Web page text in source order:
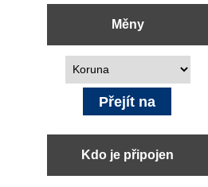
Měny
Prosím vyberte ...
Kdo je připojen